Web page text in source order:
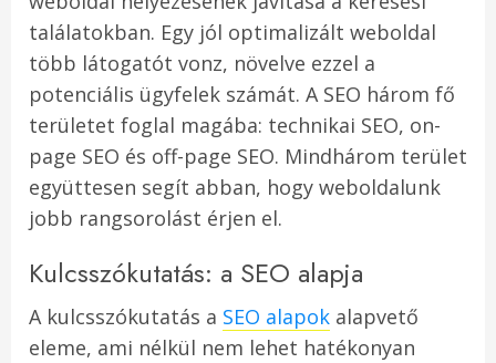
találatokban. Egy jól optimalizált weboldal
több látogatót vonz, növelve ezzel a
potenciális ügyfelek számát. A SEO három fő
területet foglal magába: technikai SEO, on-
page SEO és off-page SEO. Mindhárom terület
együttesen segít abban, hogy weboldalunk
jobb rangsorolást érjen el.
Kulcsszókutatás: a SEO alapja
A kulcsszókutatás a SEO alapok alapvető
eleme, ami nélkül nem lehet hatékonyan